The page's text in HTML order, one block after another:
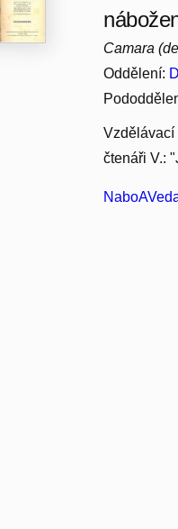
Camara
Oddělení:
Vzdělávací
čtenáři V.: